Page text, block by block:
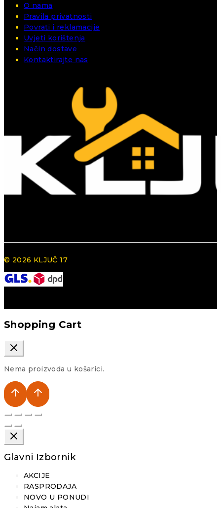
O nama
Pravila privatnosti
Povrati i reklamacije
Uvjeti korištenja
Način dostave
Kontaktirajte nas
© 2026 KLJUČ 17
Shopping Cart
Nema proizvoda u košarici.
Glavni Izbornik
AKCIJE
RASPRODAJA
NOVO U PONUDI